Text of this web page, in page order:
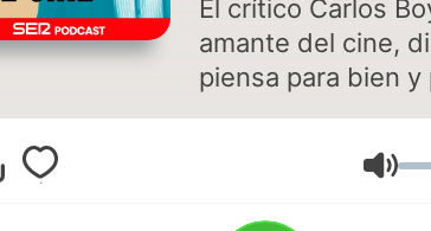
El crítico Carlos
amante del cine,
piensa para bien y
Espacio dedicado
actualidad
pelos en la
en La Ventana los